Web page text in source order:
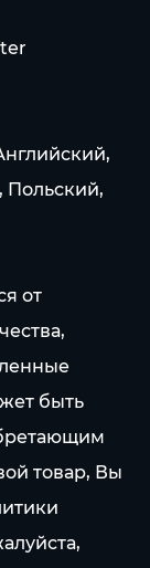
от
быть
товар, Вы